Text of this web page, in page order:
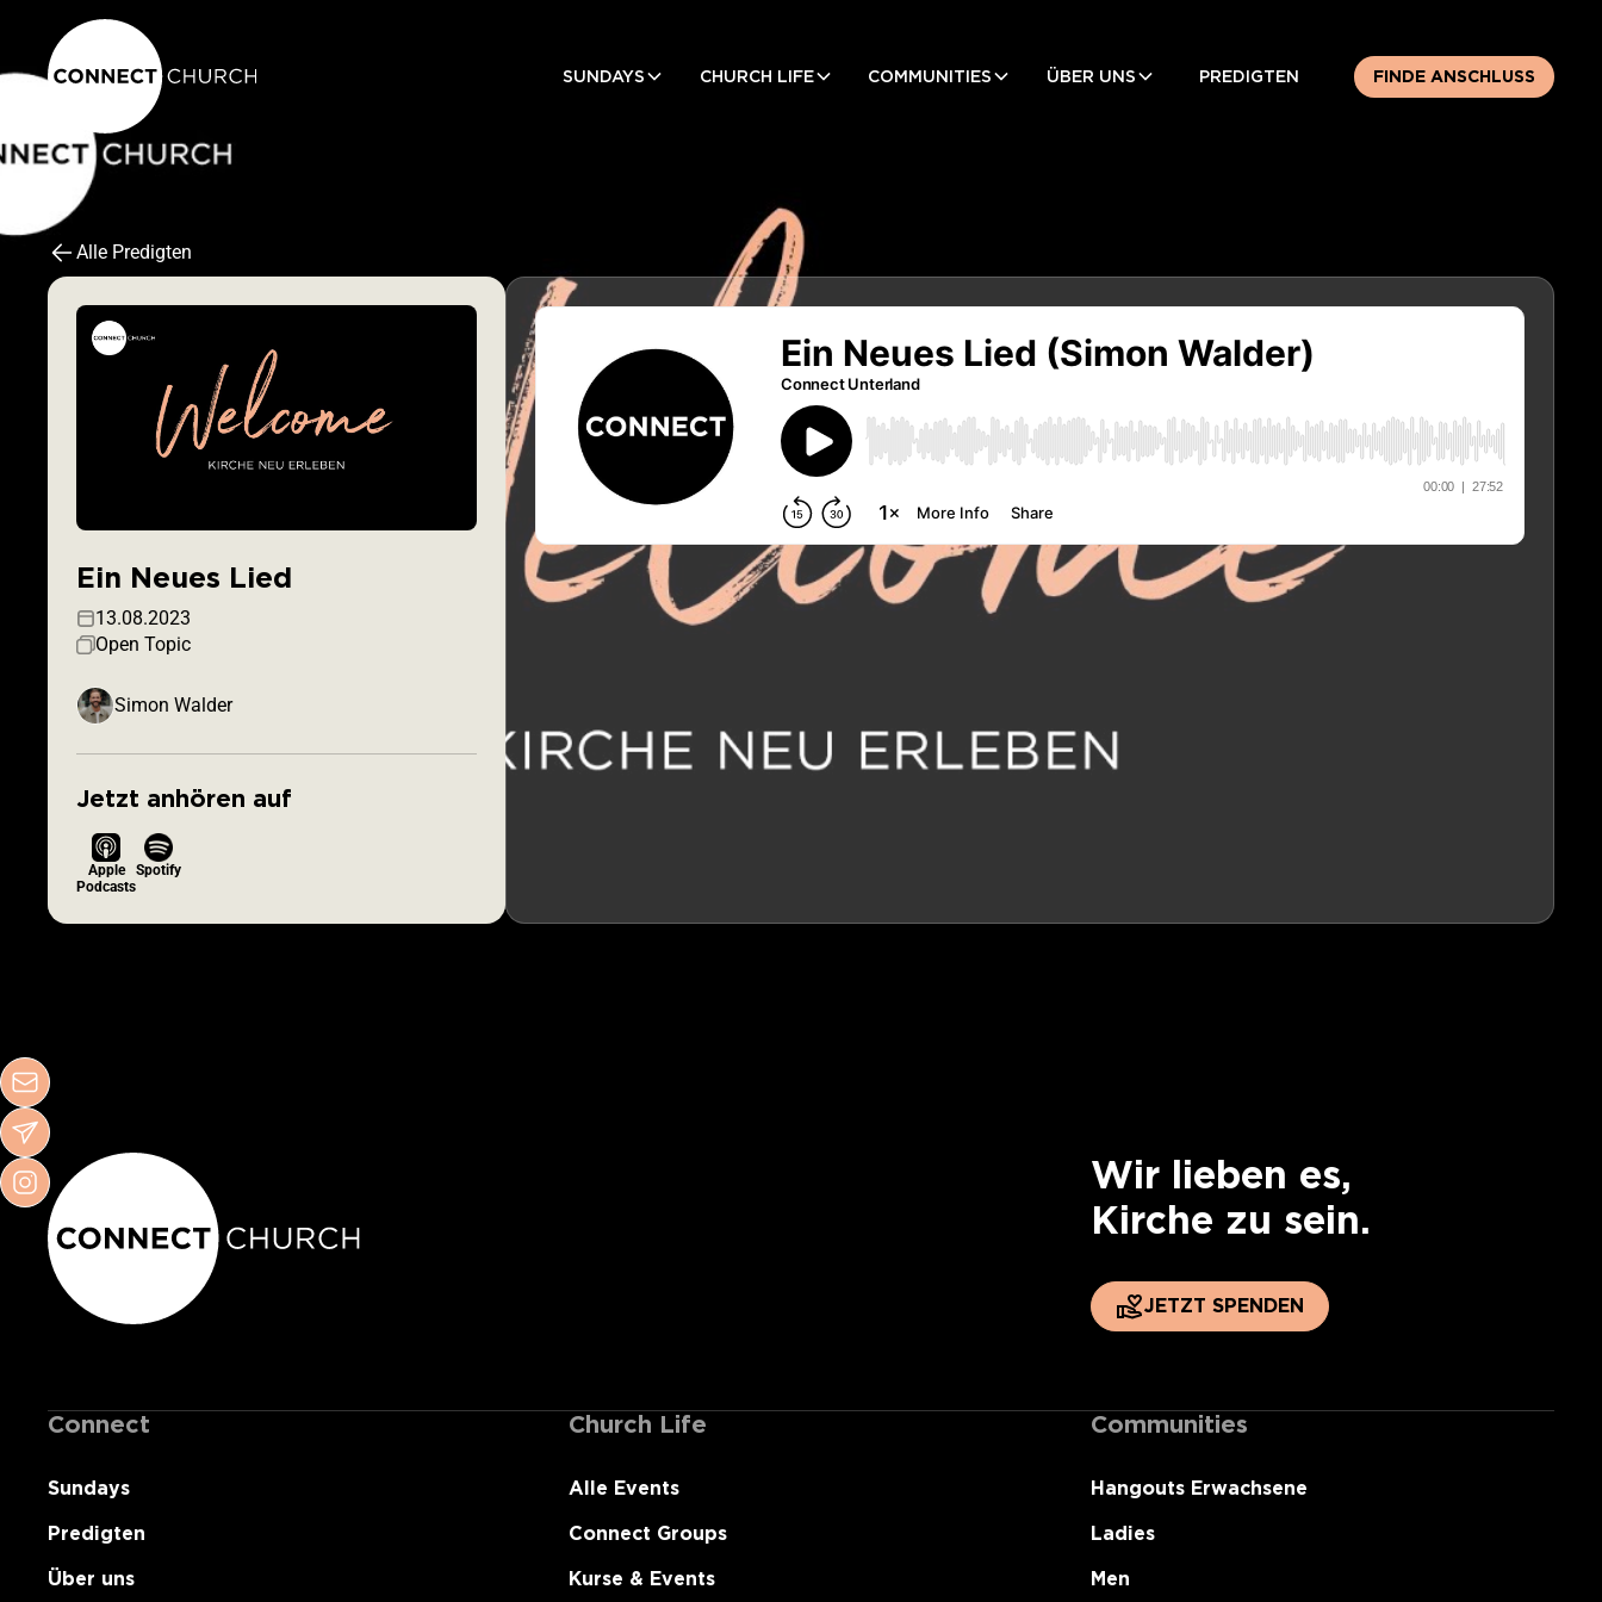
SUNDAYS CHURCH LIFE COMMUNITIES ÜBER UNS PREDIGTEN FINDE ANSCHLUSS
Alle Predigten
Ein Neues Lied
13.08.2023
Open Topic
Simon Walder
Jetzt anhören auf
Apple
Podcasts
Spotify
Wir lieben es,
Kirche zu sein.
JETZT SPENDEN
Connect
Sundays
Predigten
Über uns
Church Life
Alle Events
Connect Groups
Kurse & Events
Communities
Hangouts Erwachsene
Ladies
Men